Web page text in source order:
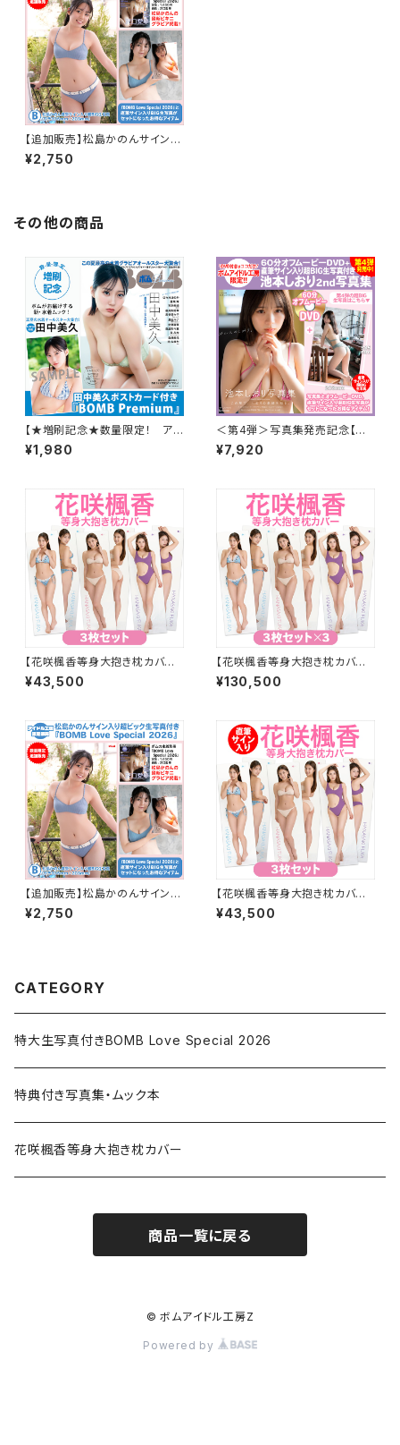
【追加販売】松島かのんサイン入
り超BIG生写真付き別冊『BOM
B Love Special2026』<B>
¥2,750
その他の商品
【★増刷記念★数量限定！ アイ
ドル工房オリジナル田中美久ポ
ストカード付きBOMB Premiu
¥1,980
＜第4弾＞写真集発売記念【撮
影オフムービーDVD＆直筆サイ
ン入り超BIG生写真付き池本し
¥7,920
【花咲楓香等身大抱き枕カバー3
枚セット ※サインなし】
¥43,500
【花咲楓香等身大抱き枕カバー3
枚セット×3 ※サインなし】
¥130,500
【追加販売】松島かのんサイン入
り超BIG生写真付き別冊『BOM
B Love Special2026』<B>
¥2,750
【花咲楓香等身大抱き枕カバー3
枚セット ※直筆サイン入り】
¥43,500
CATEGORY
特大生写真付きBOMB Love Special 2026
特典付き写真集・ムック本
花咲楓香等身大抱き枕カバー
商品一覧に戻る
© ボムアイドル工房Z
Powered by